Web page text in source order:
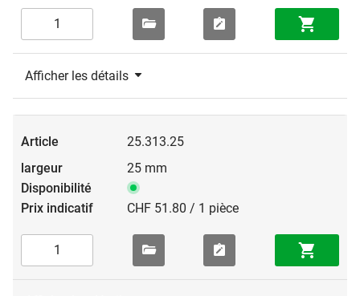
Afficher les détails
25.313.25
25 mm
CHF 51.80 / 1 pièce